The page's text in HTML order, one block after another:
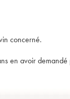
concerné.
en avoir